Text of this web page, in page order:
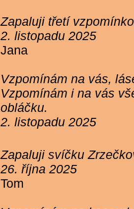
Zapaluji třetí
2. listopadu 2025
Jana
Vzpomínám na vás,
Vzpomínám i na vás
obláčku.
2. listopadu 2025
Zapaluji svíčku
26. října 2025
Tom